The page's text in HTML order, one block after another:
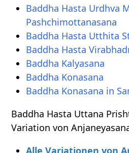
Baddha Hasta Urdhva
Pashchimottanasana
Baddha Hasta Utthita
Baddha Hasta
Baddha Kalyasana
Baddha Konasana
Baddha Konasana in
Baddha Hasta Uttana
Variation von